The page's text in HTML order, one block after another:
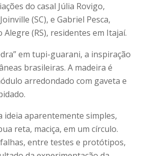
do casal Júlia Rovigo,
(SC), e Gabriel Pesca,
(RS), residentes em Itajaí.
em tupi-guarani, a inspiração
brasileiras. A madeira é
arredondado com gaveta e
ideia aparentemente simples,
reta, maciça, em um círculo.
entre testes e protótipos,